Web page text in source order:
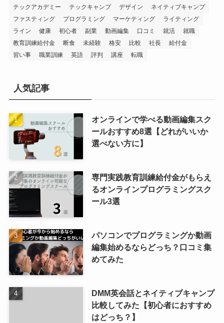
テックアカデミー
テックキャンプ デザイン
ネイティブキャンプ
ファスティング
プログラミング マーケティング
ライティング
ライン
健康 初心者 副業 動画編集 口コミ 就活
就職
教育訓練給付金
断食 未経験 格安 比較 社長
給付金
習い事
職業訓練 英語 評判 講座 転職
人気記事
オンラインで学べる動画編集スク
ールおすすめ8選【どれがいいか
選べない方に】
専門実践教育訓練給付金がもらえ
るオンラインプログラミングスク
ール3選
パソコンでプログラミングか動画
編集始めるならどっち？口コミ集
めてみた
DMM英会話とネイティブキャンプ
比較してみた【初心者におすすめ
はどっち？】